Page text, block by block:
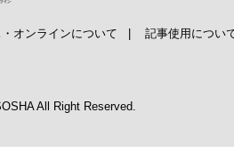
オンラインについて 記事使用につい
All Right Reserved.